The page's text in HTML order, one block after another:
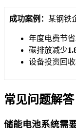
成功案例： 某钢铁
年度电费节省
碳排放减少
设备投资回
常见问题解答
储能电池系统需